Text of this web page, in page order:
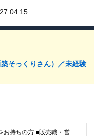
そっくりさん）／未経験
以下いずれかの経験をお持ちの方 ■販売職・営業職での顧客への提案経験をお持ちの方 ■建築関連の知識をお持ちの方